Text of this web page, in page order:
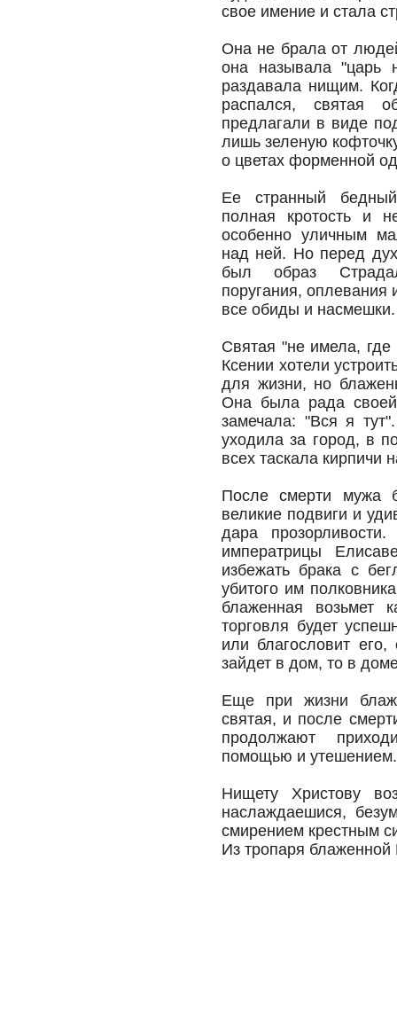
свое имение и стала
Она не брала от
она называла "царь
раздавала нищим.
распался, святая
предлагали в виде
лишь зеленую
о цветах форменной
Ее странный бедный
полная кротость и
особенно уличным
над ней. Но перед
был образ
поругания, оплевания
все обиды и насмешки.
Святая "не имела, где
Ксении хотели
для жизни, но
Она была рада своей
замечала: "Вся я
уходила за город, в
всех таскала кирпичи
После смерти мужа
великие подвиги и
дара
императрицы
избежать брака с
убитого им
блаженная возьмет
торговля будет
или благословит
зайдет в дом, то в
Еще при жизни
святая, и после
продолжают
помощью и утешением.
Нищету Христову
наслаждаешися,
смирением крестным
Из тропаря блаженной